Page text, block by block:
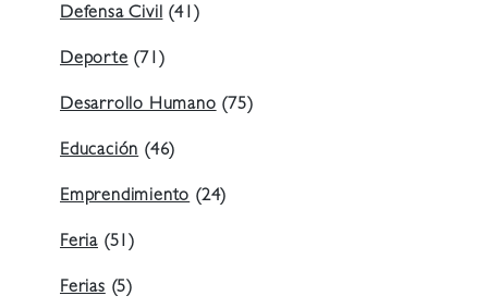
Defensa Civil (41)
Deporte (71)
Desarrollo Humano (75)
Educación (46)
Emprendimiento (24)
Feria (51)
Ferias (5)